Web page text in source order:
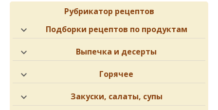
Рубрикатор рецептов
Подборки рецептов по продуктам
Выпечка и десерты
Горячее
Закуски, салаты, супы